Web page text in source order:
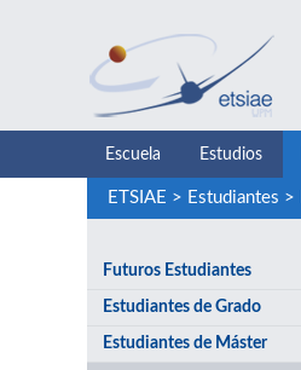
Escuela Estudios
ETSIAE > Estudiantes >
Futuros Estudiantes
Estudiantes de Grado
Estudiantes de Máster